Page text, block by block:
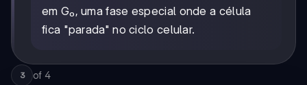
em G₀, uma fase especial onde a célula
fica "parada" no ciclo celular.
3 of 4